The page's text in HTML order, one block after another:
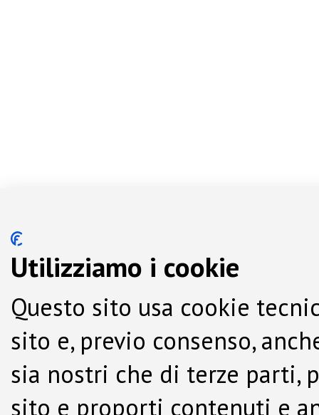
Utilizziamo i cookie
Questo sito usa cookie
sito e, previo consenso,
sia nostri che di terze parti,
sito e proporti contenuti e